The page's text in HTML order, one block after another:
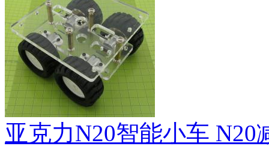
亚克力N20智能小车